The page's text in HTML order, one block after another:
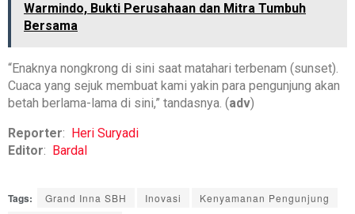
Warmindo, Bukti Perusahaan dan Mitra Tumbuh
Bersama
“Enaknya nongkrong di sini saat matahari terbenam (sunset).
Cuaca yang sejuk membuat kami yakin para pengunjung akan
betah berlama-lama di sini,” tandasnya. (adv)
Reporter:
Heri Suryadi
Editor: Bardal
Tags: Grand Inna SBH Inovasi
Kenyamanan Pengunjung